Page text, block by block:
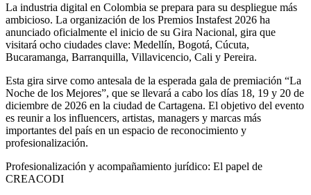
La industria digital en Colombia se prepara para su despliegue más
ambicioso. La organización de los Premios Instafest 2026 ha
anunciado oficialmente el inicio de su Gira Nacional, gira que
visitará ocho ciudades clave: Medellín, Bogotá, Cúcuta,
Bucaramanga, Barranquilla, Villavicencio, Cali y Pereira.
Esta gira sirve como antesala de la esperada gala de premiación “La
Noche de los Mejores”, que se llevará a cabo los días 18, 19 y 20 de
diciembre de 2026 en la ciudad de Cartagena. El objetivo del evento
es reunir a los influencers, artistas, managers y marcas más
importantes del país en un espacio de reconocimiento y
profesionalización.
Profesionalización y acompañamiento jurídico: El papel de
CREACODI